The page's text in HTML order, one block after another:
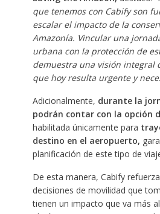
que tenemos con Cabify son
escalar el impacto de la
Amazonía. Vincular una
urbana con la protección de
demuestra una visión integral
que hoy resulta urgente y
Adicionalmente, durante la
podrán contar con la opción
habilitada únicamente para
destino en el aeropuerto,
planificación de este tipo de
De esta manera, Cabify
decisiones de movilidad que
tienen un impacto que va más